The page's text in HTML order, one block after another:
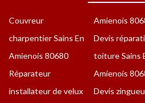
Couvreur
charpentier Sains En
Amienois 80680
Réparateur
installateur de velux
Amienois
Devis
toiture Sains
Amienois
Devis